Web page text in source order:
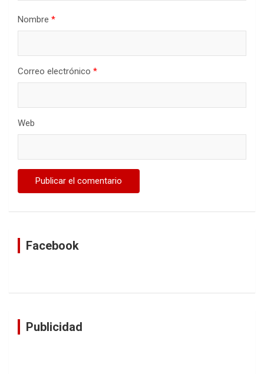
Nombre *
Correo electrónico *
Web
Facebook
Publicidad